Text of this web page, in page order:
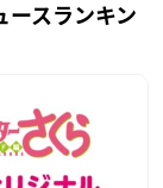
ースランキン